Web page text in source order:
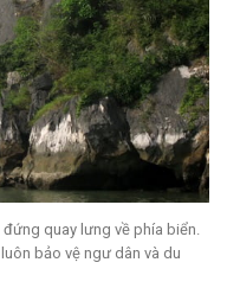
quay lưng về phía biển.
bảo vệ ngư dân và du